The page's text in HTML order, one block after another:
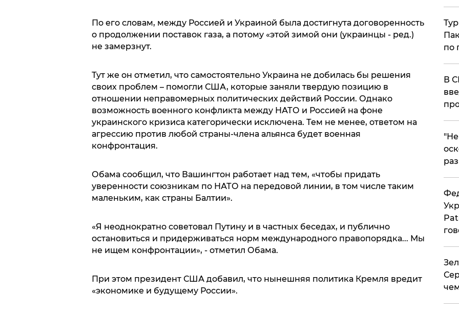
По его словам, между Россией и Украиной была достигнута договоренность
о продолжении поставок газа, а потому «этой зимой они (украинцы - ред.)
не замерзнут.
Тут же он отметил, что самостоятельно Украина не добилась бы решения
своих проблем – помогли США, которые заняли твердую позицию в
отношении неправомерных политических действий России. Однако
возможность военного конфликта между НАТО и Россией на фоне
украинского кризиса категорически исключена. Тем не менее, ответом на
агрессию против любой страны-члена альянса будет военная
конфронтация.
Обама сообщил, что Вашингтон работает над тем, «чтобы придать
уверенности союзникам по НАТО на передовой линии, в том числе таким
маленьким, как страны Балтии».
«Я неоднократно советовал Путину и в частных беседах, и публично
остановиться и придерживаться норм международного правопорядка... Мы
не ищем конфронтации», - отметил Обама.
При этом президент США добавил, что нынешняя политика Кремля вредит
«экономике и будущему России».
по
В